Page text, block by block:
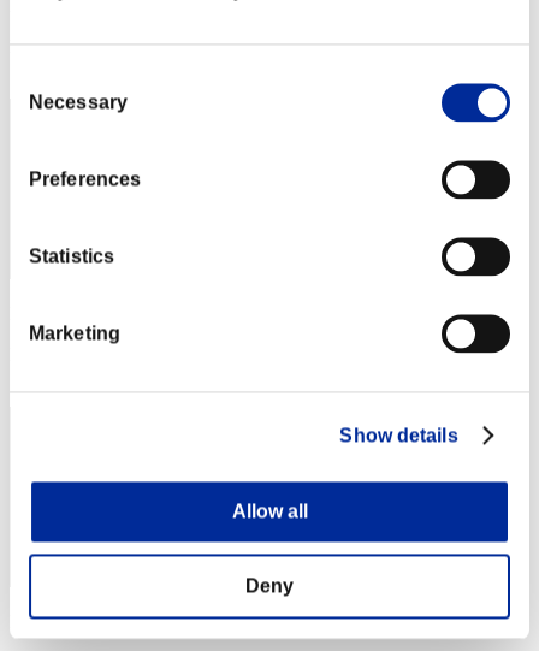
Selection
Necessary
Preferences
Statistics
Marketing
Show details
Allow all
Deny
Punteggio: -
Posizione
Punteggio: -